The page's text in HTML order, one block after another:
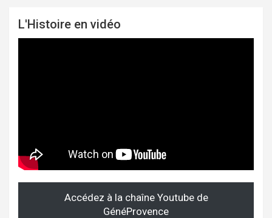
L'Histoire en vidéo
Accédez à la chaîne Youtube de
GénéProvence